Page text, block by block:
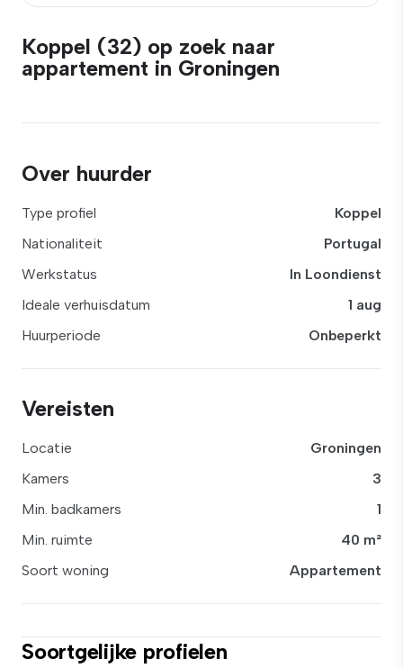
Koppel (32) op zoek naar
appartement in Groningen
Over huurder
Type profiel
Koppel
Nationaliteit
Portugal
Werkstatus
In Loondienst
Ideale verhuisdatum
1 aug
Huurperiode
Onbeperkt
Vereisten
Locatie
Groningen
Kamers
3
Min. badkamers
1
Min. ruimte
40 m²
Soort woning
Appartement
Soortgelijke profielen